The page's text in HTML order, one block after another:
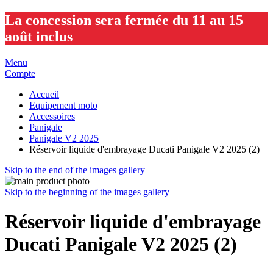
La concession sera fermée du 11 au 15
août inclus
Menu
Compte
Accueil
Equipement moto
Accessoires
Panigale
Panigale V2 2025
Réservoir liquide d'embrayage Ducati Panigale V2 2025 (2)
Skip to the end of the images gallery
Skip to the beginning of the images gallery
Réservoir liquide d'embrayage
Ducati Panigale V2 2025 (2)